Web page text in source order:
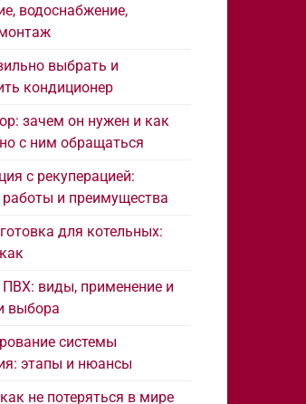
водоснабжение,
выбрать и
кондиционер
зачем он нужен и как
с ним обращаться
с рекуперацией:
работы и преимущества
для котельных:
виды, применение и
выбора
системы
этапы и нюансы
не потеряться в мире